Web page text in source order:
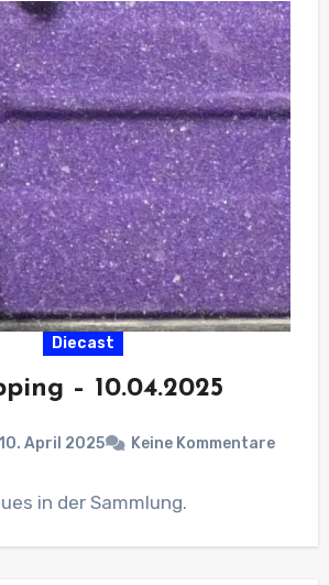
Diecast
– 10.04.2025
10. April 2025 Keine Kommentare
in der Sammlung.